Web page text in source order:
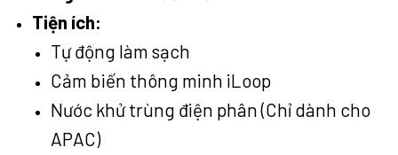
Tiện ích:
Tự động làm sạch
Cảm biến thông minh iLoop
Nước khử trùng điện phân (Chỉ dành cho
APAC)